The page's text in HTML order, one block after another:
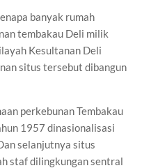
banyak rumah
tembakau Deli milik
Kesultanan Deli
situs tersebut dibangun
perkebunan Tembakau
1957 dinasionalisasi
selanjutnya situs
staf dilingkungan sentral